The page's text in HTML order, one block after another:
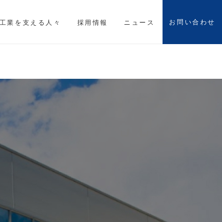
業を支える人々 採用情報 ニュース お問い合わせ